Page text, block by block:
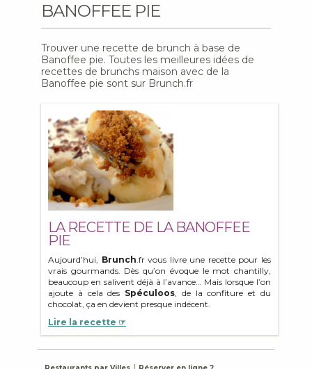
BANOFFEE PIE
Trouver une recette de brunch à base de
Banoffee pie. Toutes les meilleures idées de
recettes de brunchs maison avec de la
Banoffee pie sont sur Brunch.fr
LA RECETTE DE LA BANOFFEE
PIE
Aujourd’hui, Brunch.fr vous livre une recette pour les
vrais gourmands. Dès qu’on évoque le mot chantilly,
beaucoup en salivent déjà à l’avance… Mais lorsque l’on
ajoute à cela des Spéculoos, de la confiture et du
chocolat, ça en devient presque indécent.
Lire la recette ☞